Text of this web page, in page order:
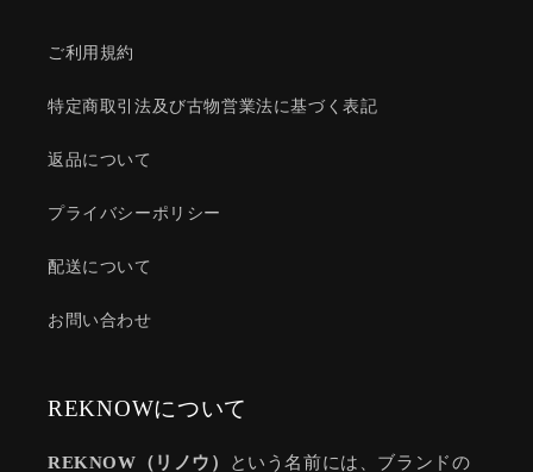
ご利用規約
特定商取引法及び古物営業法に基づく表記
返品について
プライバシーポリシー
配送について
お問い合わせ
REKNOWについて
REKNOW（リノウ） という名前には、ブランドの